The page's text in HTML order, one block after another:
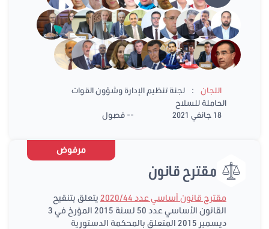
اللجان :
لجنة تنظيم الإدارة وشؤون القوات
الحاملة للسلاح
18 جانفي 2021
-- فصول
مرفوض
مقترح قانون
مقترح قانون أساسي عدد 2020/44
يتعلق بتنقيح
القانون الأساسي عدد 50 لسنة 2015 المؤرخ في 3
ديسمبر 2015 المتعلق بالمحكمة الدستورية